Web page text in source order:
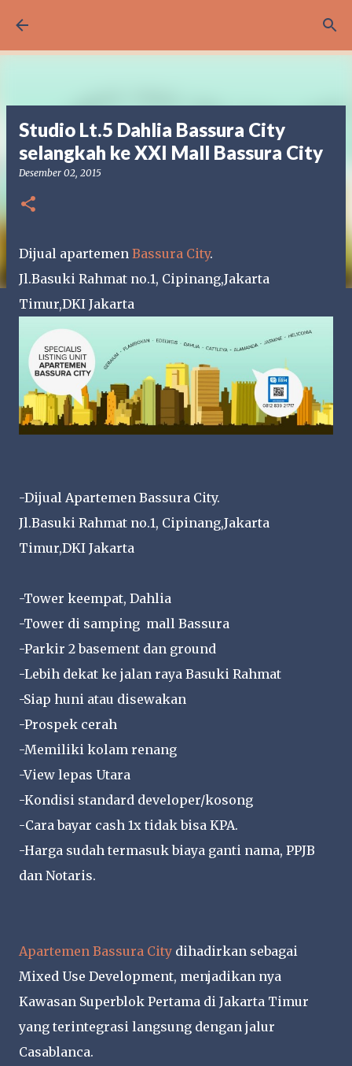
Studio Lt.5 Dahlia Bassura City
selangkah ke XXI Mall Bassura City
Desember 02, 2015
Dijual apartemen Bassura City.
Jl.Basuki Rahmat no.1, Cipinang,Jakarta
Timur,DKI Jakarta
-Dijual Apartemen Bassura City.
Jl.Basuki Rahmat no.1, Cipinang,Jakarta
Timur,DKI Jakarta
-Tower keempat, Dahlia
-Tower di samping mall Bassura
-Parkir 2 basement dan ground
-Lebih dekat ke jalan raya Basuki Rahmat
-Siap huni atau disewakan
-Prospek cerah
-Memiliki kolam renang
-View lepas Utara
-Kondisi standard developer/kosong
-Cara bayar cash 1x tidak bisa KPA.
-Harga sudah termasuk biaya ganti nama, PPJB
dan Notaris.
Apartemen Bassura City dihadirkan sebagai
Mixed Use Development, menjadikan nya
Kawasan Superblok Pertama di Jakarta Timur
yang terintegrasi langsung dengan jalur
Casablanca.